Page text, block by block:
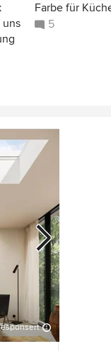
uns
Farbe für
5